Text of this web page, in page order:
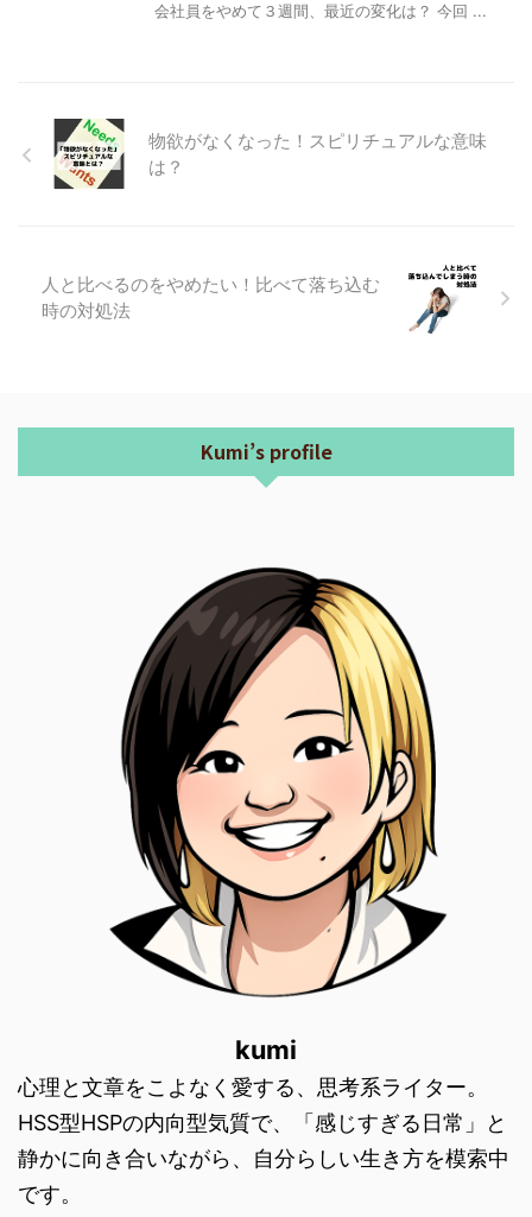
会社員をやめて３週間、最近の変化は？ 今回 ...
物欲がなくなった！スピリチュアルな意味
は？
人と比べるのをやめたい！比べて落ち込む
時の対処法
Kumi’s profile
kumi
心理と文章をこよなく愛する、思考系ライター。
HSS型HSPの内向型気質で、「感じすぎる日常」と
静かに向き合いながら、自分らしい生き方を模索中
です。